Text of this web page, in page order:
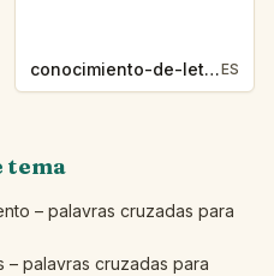
conocimiento-de-letras-k230-5ES
tema
– palavras cruzadas para
palavras cruzadas para